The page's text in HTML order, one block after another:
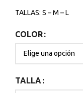
TALLAS: S – M – L
COLOR
TALLA